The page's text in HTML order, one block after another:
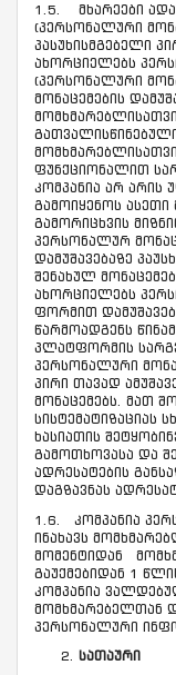
1.5. მხარეები
(პერსონალური
პასუხისმგებელი
ახორციელებს
(პერსონალური
მონაცემების
ფუნქციონალით
კომპანია არ არის
გამოიყენოს ასეთი
გამორიცხვის
პერსონალურ
დამუშავებაზე
შენახულ
ახორციელებს
ფორმით
წარმოადგენს
პლატფორმის
პერსონალური
პირი თავად
მონაცემებს. მათ
სისტემატიზაციას
ხასიათის
გამოთხოვასა და
ადრესატების
დაგზავნას
1.6. კომპანია
ინახავს
მომენტიდან
გაუქმებიდან 1
კომპანია
მომხმარებელთან
პერსონალური
სათაური